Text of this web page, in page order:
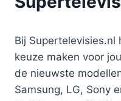
Bij
keuze maken voor
de nieuwste
Samsung, LG, Sony